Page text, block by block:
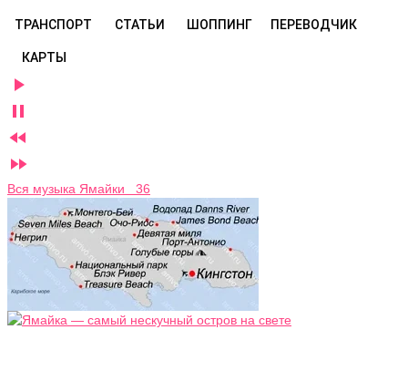
ТРАНСПОРТ СТАТЬИ ШОППИНГ ПЕРЕВОДЧИК
КАРТЫ




Вся музыка Ямайки 36